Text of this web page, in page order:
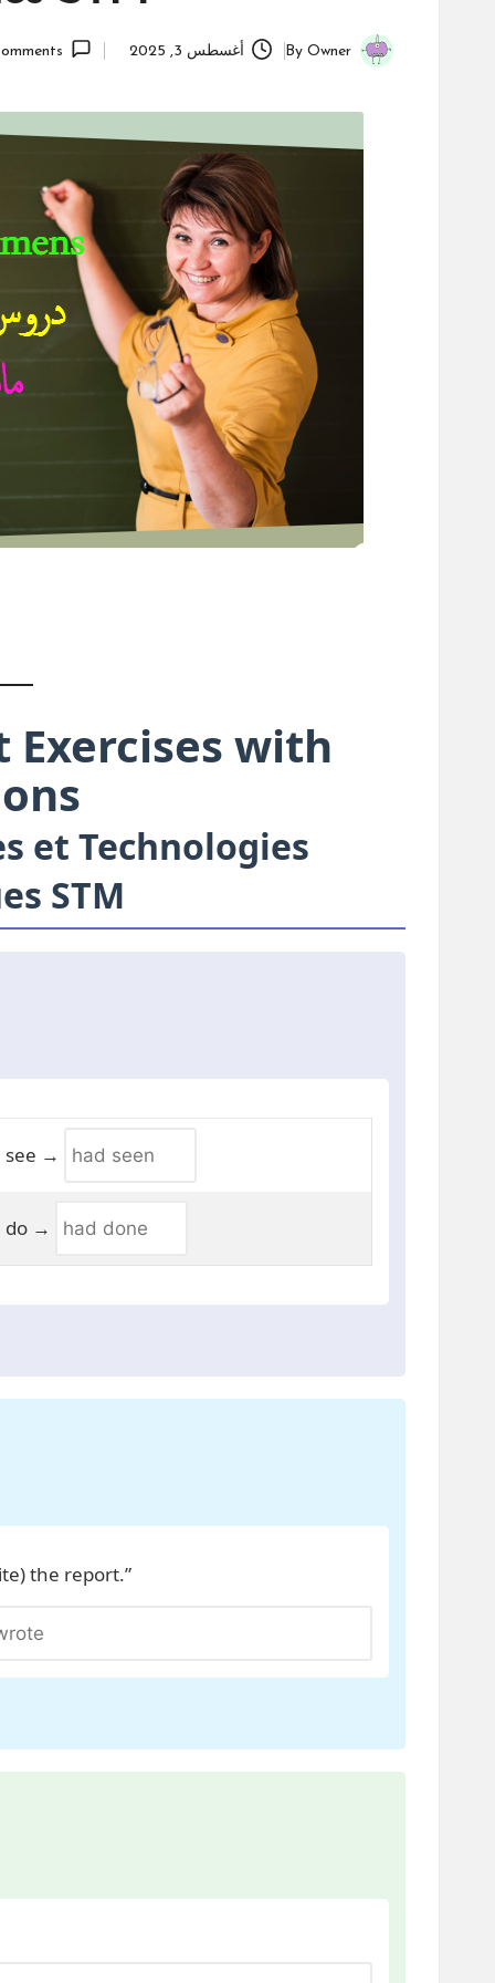
Posted
By Owner أغسطس 3, 2025
Exercises with
et Technologies
STM
see →
do →
the report.”